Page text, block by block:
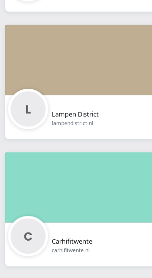
Lampen District
lampendistrict.nl
Carhifitwente
carhifitwente.nl